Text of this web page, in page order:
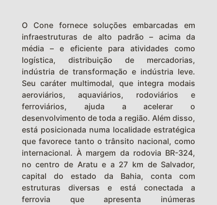
O Cone fornece soluções embarcadas em
infraestruturas de alto padrão – acima da
média – e eficiente para atividades como
logística, distribuição de mercadorias,
indústria de transformação e indústria leve.
Seu caráter multimodal, que integra modais
aeroviários, aquaviários, rodoviários e
ferroviários, ajuda a acelerar o
desenvolvimento de toda a região. Além disso,
está posicionada numa localidade estratégica
que favorece tanto o trânsito nacional, como
internacional. À margem da rodovia BR-324,
no centro de Aratu e a 27 km de Salvador,
capital do estado da Bahia, conta com
estruturas diversas e está conectada a
ferrovia que apresenta inúmeras